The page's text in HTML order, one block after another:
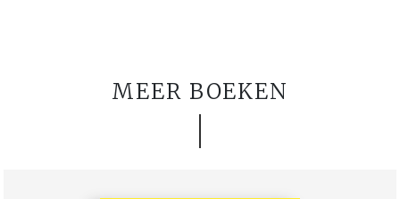
MEER BOEKEN